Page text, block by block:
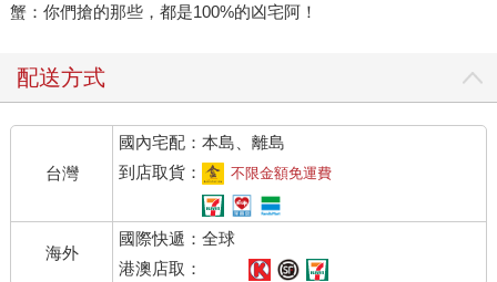
蟹：你們搶的那些，都是100%的凶宅阿！
配送方式
台灣
國內宅配：本島、離島
到店取貨：
不限金額免運費
海外
國際快遞：全球
港澳店取：